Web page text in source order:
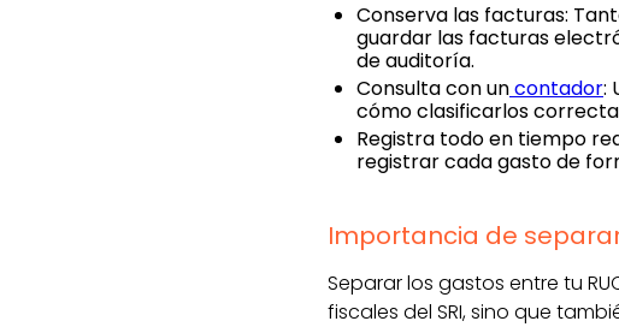
Conserva las facturas:
guardar las facturas
de auditoría.
Consulta con uncontador:
cómo clasificarlos
Registra todo en tiempo
registrar cada gasto de
Importancia de
Separar los gastos entre tu
fiscales del SRI, sino que